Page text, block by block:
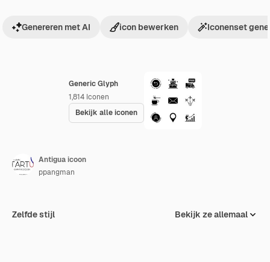
Generic Glyph
1,814 Iconen
Bekijk alle iconen
Genereren met AI icon bewerken Iconenset
Antigua icoon
ppangman
Zelfde stijl Bekijk ze allemaal